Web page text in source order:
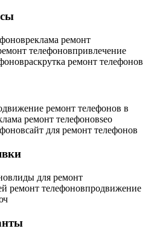
реклама ремонт
телефоновпривлечение
раскрутка ремонт телефонов
ремонт телефонов в
ремонт телефоновseo
сайт для ремонт телефонов
лиды для ремонт
ремонт телефоновпродвижение